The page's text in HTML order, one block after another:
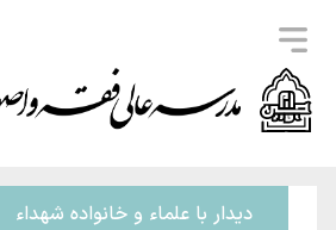
دیدار با علماء و خانواده شهداء